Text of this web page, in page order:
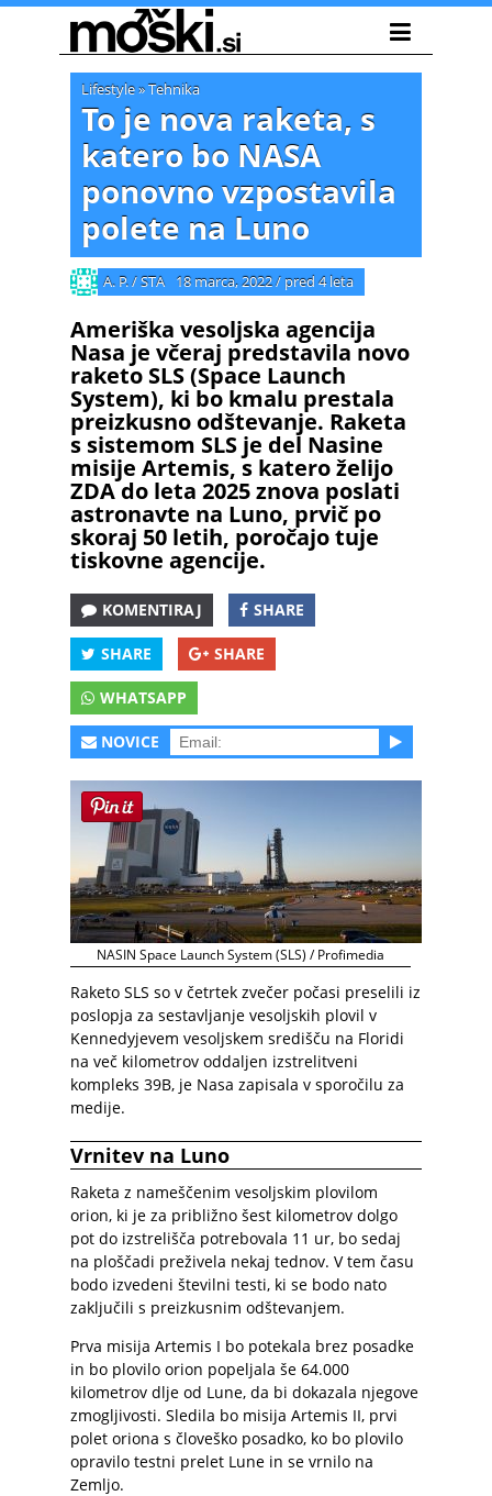
Lifestyle»Tehnika
To je nova raketa, s
katero bo NASA
ponovno vzpostavila
polete na Luno
A. P. / STA 18 marca, 2022/ pred 4 leta
Ameriška vesoljska agencija
Nasa je včeraj predstavila novo
raketo SLS (Space Launch
System), ki bo kmalu prestala
preizkusno odštevanje. Raketa
s sistemom SLS je del Nasine
misije Artemis, s katero želijo
ZDA do leta 2025 znova poslati
astronavte na Luno, prvič po
skoraj 50 letih, poročajo tuje
tiskovne agencije.
KOMENTIRAJ SHARE
SHARE SHARE
WHATSAPP
NOVICE
NASIN Space Launch System (SLS) / Profimedia
Raketo SLS so v četrtek zvečer počasi preselili iz
poslopja za sestavljanje vesoljskih plovil v
Kennedyjevem vesoljskem središču na Floridi
na več kilometrov oddaljen izstrelitveni
kompleks 39B, je Nasa zapisala v sporočilu za
medije.
Vrnitev na Luno
Raketa z nameščenim vesoljskim plovilom
orion, ki je za približno šest kilometrov dolgo
pot do izstrelišča potrebovala 11 ur, bo sedaj
na ploščadi preživela nekaj tednov. V tem času
bodo izvedeni številni testi, ki se bodo nato
zaključili s preizkusnim odštevanjem.
Prva misija Artemis I bo potekala brez posadke
in bo plovilo orion popeljala še 64.000
kilometrov dlje od Lune, da bi dokazala njegove
zmogljivosti. Sledila bo misija Artemis II, prvi
polet oriona s človeško posadko, ko bo plovilo
opravilo testni prelet Lune in se vrnilo na
Zemljo.